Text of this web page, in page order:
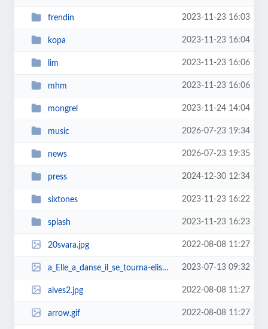
frendin 2023-11-23 16:03
kopa 2023-11-23 16:04
lim 2023-11-23 16:06
mhm 2023-11-23 16:06
mongrel 2023-11-24 14:04
music 2026-07-23 19:34
news 2026-07-23 19:35
press 2024-12-30 12:34
sixtones 2023-11-23 16:22
splash 2023-11-23 16:23
20svara.jpg 2022-08-08 11:27
a_Elle_a_danse_il_se_tourna-elisk_bloch_3x3.jpg 2023-07-13 09:32
alves2.jpg 2022-08-08 11:27
arrow.gif 2022-08-08 11:27